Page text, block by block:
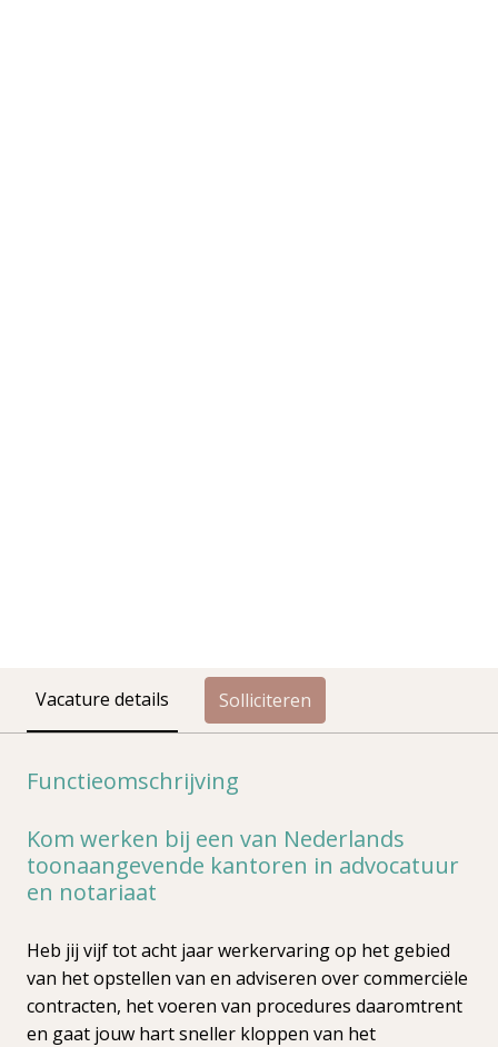
Vacature details Solliciteren
Functieomschrijving
Kom werken bij een van Nederlands
toonaangevende kantoren in advocatuur
en notariaat
Heb jij vijf tot acht jaar werkervaring op het gebied
van het opstellen van en adviseren over commerciële
contracten, het voeren van procedures daaromtrent
en gaat jouw hart sneller kloppen van het